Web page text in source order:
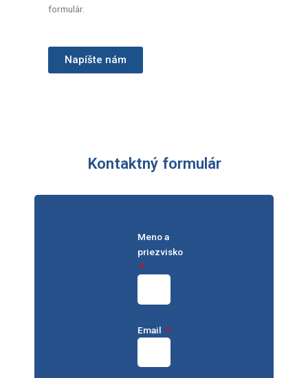
formulár.
Napíšte nám
Kontaktný formulár
Meno a
priezvisko
Email